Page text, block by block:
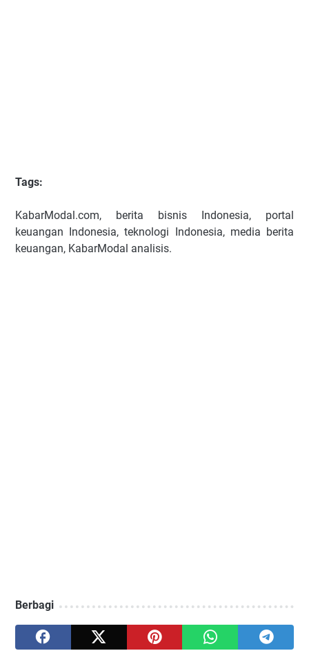
Tags:
KabarModal.com, berita bisnis Indonesia, portal
keuangan Indonesia, teknologi Indonesia, media berita
keuangan, KabarModal analisis.
Berbagi